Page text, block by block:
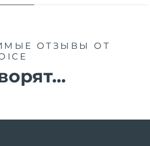
ОТЗЫВЫ
ОТ